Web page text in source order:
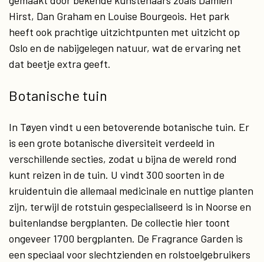
Hirst, Dan Graham en Louise Bourgeois. Het park
heeft ook prachtige uitzichtpunten met uitzicht op
Oslo en de nabijgelegen natuur, wat de ervaring net
dat beetje extra geeft.
Botanische tuin
In Tøyen vindt u een betoverende botanische tuin. Er
is een grote botanische diversiteit verdeeld in
verschillende secties, zodat u bijna de wereld rond
kunt reizen in de tuin. U vindt 300 soorten in de
kruidentuin die allemaal medicinale en nuttige planten
zijn, terwijl de rotstuin gespecialiseerd is in Noorse en
buitenlandse bergplanten. De collectie hier toont
ongeveer 1700 bergplanten. De Fragrance Garden is
een speciaal voor slechtzienden en rolstoelgebruikers